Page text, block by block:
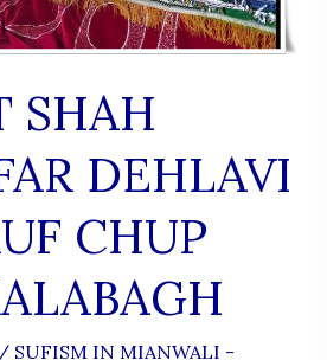
SHAH
DEHLAVI
CHUP
/ SUFISM IN MIANWALI -